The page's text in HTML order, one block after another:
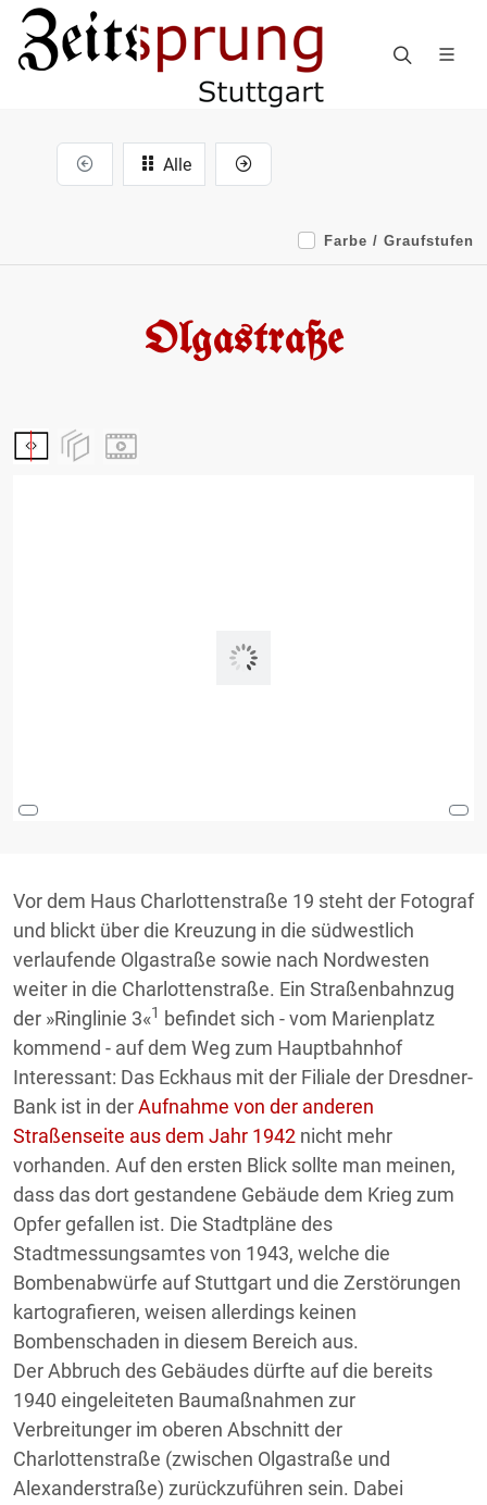
Alle
Farbe / Graufstufen
Olgastraße
Vor dem Haus Charlottenstraße 19 steht der Fotograf
und blickt über die Kreuzung in die südwestlich
verlaufende Olgastraße sowie nach Nordwesten
weiter in die Charlottenstraße. Ein Straßenbahnzug
der »Ringlinie 3«1
befindet sich - vom Marienplatz
kommend - auf dem Weg zum Hauptbahnhof
Interessant: Das Eckhaus mit der Filiale der Dresdner-
Bank ist in derAufnahme von der anderen
Straßenseite aus dem Jahr 1942 nicht mehr
vorhanden. Auf den ersten Blick sollte man meinen,
dass das dort gestandene Gebäude dem Krieg zum
Opfer gefallen ist. Die Stadtpläne des
Stadtmessungsamtes von 1943, welche die
Bombenabwürfe auf Stuttgart und die Zerstörungen
kartografieren, weisen allerdings keinen
Bombenschaden in diesem Bereich aus.
Der Abbruch des Gebäudes dürfte auf die bereits
1940 eingeleiteten Baumaßnahmen zur
Verbreitunger im oberen Abschnitt der
Charlottenstraße (zwischen Olgastraße und
Alexanderstraße) zurückzuführen sein. Dabei